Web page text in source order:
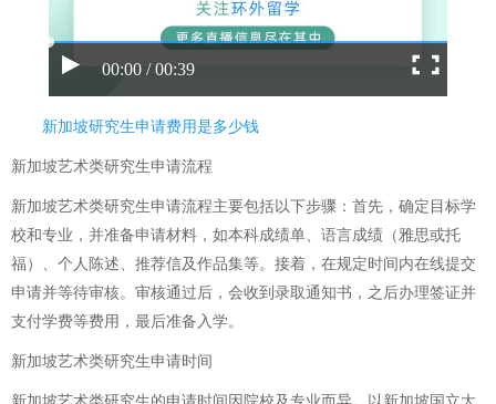
00:00 / 00:39
新加坡研究生申请费用是多少钱
新加坡艺术类研究生申请流程
新加坡艺术类研究生申请流程主要包括以下步骤：首先，确定目标学
校和专业，并准备申请材料，如本科成绩单、语言成绩（雅思或托
福）、个人陈述、推荐信及作品集等。接着，在规定时间内在线提交
申请并等待审核。审核通过后，会收到录取通知书，之后办理签证并
支付学费等费用，最后准备入学。
新加坡艺术类研究生申请时间